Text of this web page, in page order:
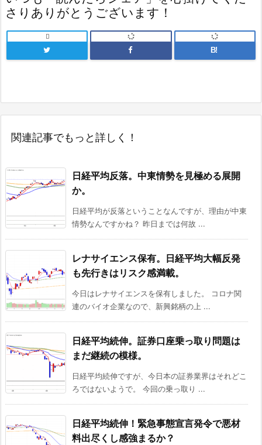
さりありがとうございます！

B!
関連記事でもっと詳しく！
日経平均反落。中東情勢を見極める展開
か。
日経平均が反落ということなんですが、理由が中東
情勢なんですかね？ 昨日までは何故 ...
レナサイエンス保有。日経平均大幅反発
も先行きはリスク感満載。
今日はレナサイエンスを保有しました。 コロナ関
連のバイオ企業なので、新興銘柄の上 ...
日経平均続伸。証券口座乗っ取り問題は
まだ継続の模様。
日経平均続伸ですが、今日本の証券業界はそれどこ
ろではないようで。 今回の乗っ取り ...
日経平均続伸！緊急事態宣言発令で悪材
料出尽くし感強まるか？